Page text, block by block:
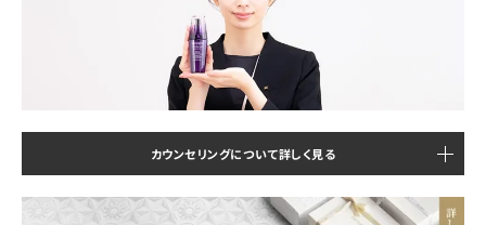
カウンセリングについて詳しく見る